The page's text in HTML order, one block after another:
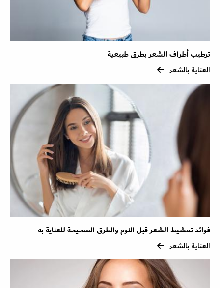
ترطيب أطراف الشعر بطرق طبيعية
العناية بالشعر
فوائد تمشيط الشعر قبل النوم والطرق الصحيحة للعناية به
العناية بالشعر